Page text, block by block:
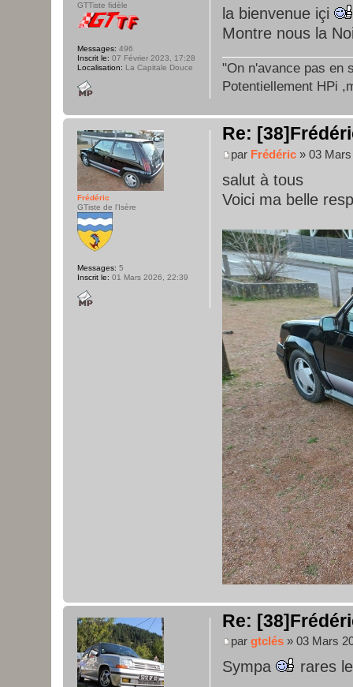
la bienvenue içi
Montre nous la
"On n'avance pas en
Potentiellement HPi
GTTiste fidèle
Messages: 496
Inscrit le: 07 Février 2023, 17:28
Localisation: La Capitale Douce
Re:
par Frédéric » 03
salut à tous
Voici ma belle
Frédéric
GTiste de l'Isère
Messages: 5
Inscrit le: 01 Mars 2026, 22:39
Re:
par gtclés » 03 Mars
Sympa rares